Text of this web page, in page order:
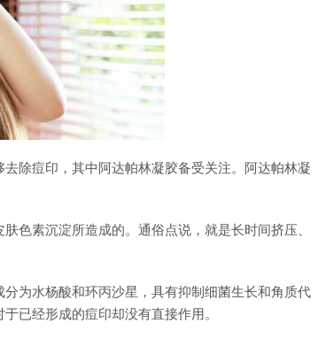
除痘印，其中阿达帕林凝胶备受关注。阿达帕林凝
色素沉淀所造成的。通俗点说，就是长时间挤压、
为水杨酸和环丙沙星，具有抑制细菌生长和角质代
已经形成的痘印却没有直接作用。